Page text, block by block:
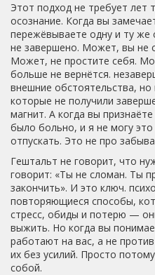
Этот подход не требует лет
осознание. Когда вы
пережёвываете одну и ту же
не завершено. Может, вы не
Может, не простите себя.
больше не вернётся.
внешние обстоятельства,
которые не получили
магнит. А когда вы
было больно, и я не могу
отпускать. Это не про
Гештальт не говорит, что
говорит: «Ты не сломан. Ты
закончить». И это ключ.
повторяющиеся способы,
стресс, обиды и потерю —
выжить. Но когда вы
работают на вас, а не
их без усилий. Просто
собой.